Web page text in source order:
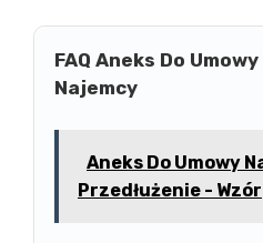
FAQ Aneks Do
Najemcy
Aneks Do Umowy
Przedłużenie - Wzór